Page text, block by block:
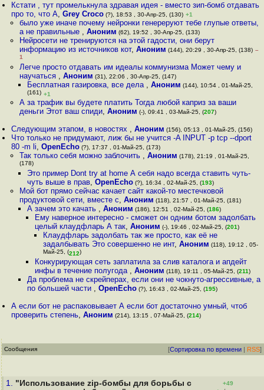
Кстати , тут промелькнула здравая идея - вместо зип-бомб отдавать
про то, что А,Grey Croco (?), 18:53 , 30-Апр-25, (130) +1
было уже иначе почему нейронки генереруют тебе глупые ответы,
а не правильные , Аноним (62), 19:52 , 30-Апр-25, (133)
Нейросети не тренируются на этой гадости, они берут
информацию из источников кот, Аноним (144), 20:29 , 30-Апр-25, (138) –
1
Легче просто отдавать им идеалы коммунизма Может чему и
научаться , Аноним (31), 22:06 , 30-Апр-25, (147)
Бесплатная газировка, все дела , Аноним (144), 10:54 , 01-Май-25,
(161) +1
А за трафик вы будете платить Тогда любой каприз за ваши
деньги Этот ваш спиди, Аноним (-), 09:41 , 03-Май-25, (207)
Следующим этапом, в новостях ,Аноним (156), 05:13 , 01-Май-25, (156)
Что только не придумают, лиж бы не учится -A INPUT -p tcp --dport
80 -m li,OpenEcho (?), 17:37 , 01-Май-25, (173)
Так только себя можно заблочить , Аноним (178), 21:19 , 01-Май-25,
(178)
Это пример Dont try at home А себя надо всегда ставить чуть-
чуть выше в прав, OpenEcho(?), 16:34 , 02-Май-25, (193)
Мой бот прямо сейчас качает сайт какой-то местечковой
продуктовой сети, вместе с, Аноним (118), 21:57 , 01-Май-25, (181)
А зачем это качать , Аноним (186), 12:51 , 02-Май-25, (186)
Ему наверное интересно - сможет он одним ботом задолбать
целый клаудфларь А так,Аноним (-), 19:46 , 02-Май-25, (201)
Клаудфларь задолбать так же просто, как её не
задалбывать Это совершенно не инт, Аноним (118), 19:12 , 05-
Май-25, (212)
Конкурирующая сеть заплатила за слив каталога и апдейт
инфы в течение полугода ,Аноним (118), 19:11 , 05-Май-25, (211)
Да проблема не скрeйперах, если они не чокнуто-агрессивные, а
по большей части , OpenEcho(?), 16:43 , 02-Май-25, (195)
А если бот не распаковывает А если бот достаточно умный, чтоб
проверить степень,Аноним (214), 13:15 , 07-Май-25, (214)
Сообщения [Сортировка по времени | RSS]
1. "Использование zip-бомбы для борьбы с
+49